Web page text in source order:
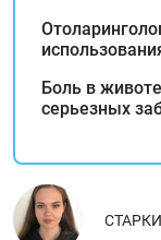
Боль в
серьезных